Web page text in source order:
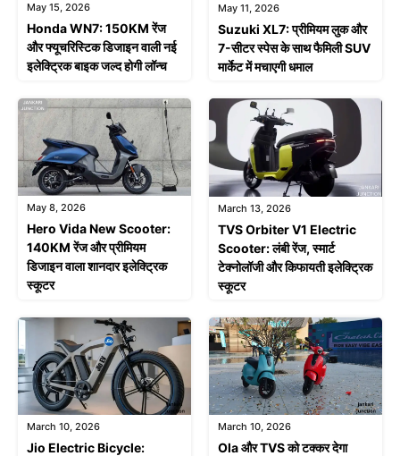
May 15, 2026
Honda WN7: 150KM रेंज
और फ्यूचरिस्टिक डिजाइन वाली नई
इलेक्ट्रिक बाइक जल्द होगी लॉन्च
May 11, 2026
Suzuki XL7: प्रीमियम लुक और
7-सीटर स्पेस के साथ फैमिली SUV
मार्केट में मचाएगी धमाल
May 8, 2026
Hero Vida New Scooter:
140KM रेंज और प्रीमियम
डिजाइन वाला शानदार इलेक्ट्रिक
स्कूटर
March 13, 2026
TVS Orbiter V1 Electric
Scooter: लंबी रेंज, स्मार्ट
टेक्नोलॉजी और किफायती इलेक्ट्रिक
स्कूटर
March 10, 2026
Jio Electric Bicycle:
March 10, 2026
Ola और TVS को टक्कर देगा